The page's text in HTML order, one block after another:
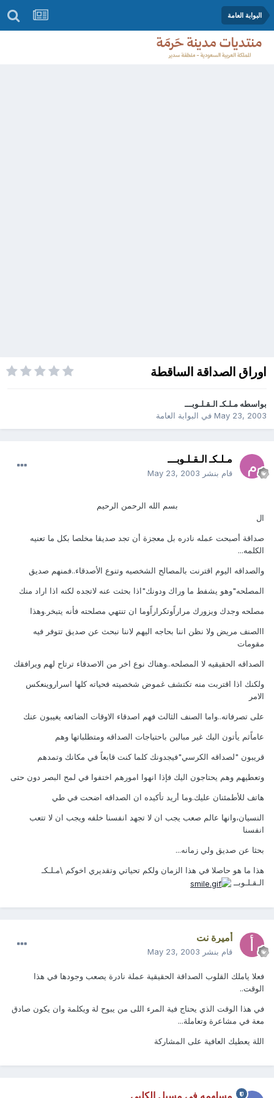
البوابة العامة
اوراق الصداقة الساقطة
بواسطه مـلـكـ الـقـلـوبـــ
May 23, 2003في البوابة العامة
مـلـكـ الـقـلـوبـــ
قام بنشر May 23, 2003
بسم الله الرحمن الرحيم
ال
صداقة أصبحت عمله نادره بل معجزة أن تجد صديقا مخلصا بكل ما تعنيه
الكلمه...
والصداقه اليوم اقترنت بالمصالح الشخصيه وتنوع الأصدقاء..فمنهم صديق
المصلحه"وهو يشفط ما وراك ودونك"اذا بحثت عنه لاتجده لكنه اذا اراد منك
مصلحه وجدك ويزورك مراراًوتكراراًوما ان تنتهي مصلحته فأنه يتبخر.وهذا
االصنف مريض ولا نظن اننا بحاجه اليهم لاننا نبحث عن صديق تتوفر فيه
مقومات
الصداقه الحقيقيه لا المصلحه..وهناك نوع اخر من الاصدقاء ترتاح لهم ويرافقك
ولكنك اذا اقتربت منه تكتشف غموض شخصيته فحياته كلها اسراروينعكس
الامر
على تصرفاته..واما الصنف الثالث فهم اصدقاء الاوقات الضائعه يغيبون عنك
عاماًثم يأتون اليك غير مبالين باحتياجات الصداقه ومتطلباتها وهم
قريبون "لصداقه الكرسي"فيجدونك كلما كنت قابعاً في مكانك وتمدهم
وتعطيهم وهم يحتاجون اليك فإذا انهوا امورهم اختفوا في لمح البصر دون حتى
هاتف للأطمئنان عليك.وما أريد تأكيده ان الصداقه اضحت في طي
النسيان،وانها عالم صعب يجب ان لا تجهد انفسنا خلفه ويجب ان لا تتعب
انفسنا
بحثا عن صديق ولي زمانه...
هذا ما هو حاصلا في هذا الزمان ولكم تحياتي وتقديري اخوكم \مـلـكـ
الـقـلـوبــ
أميرة نت
قام بنشر May 23, 2003
فعلا ياملك القلوب الصداقة الحقيقية عملة نادرة يصعب وجودها في هذا
الوقت..
في هذا الوقت الذي يحتاج فية المرء اللى من يبوح لة ويكلمة وان يكون صادق
معة في مشاعرة وتعاملة...
اللة يعطيك العافية على المشاركة